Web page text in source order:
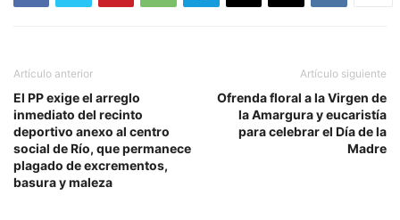
Artículo anterior
El PP exige el arreglo
inmediato del recinto
deportivo anexo al centro
social de Río, que permanece
plagado de excrementos,
basura y maleza
Artículo siguiente
Ofrenda floral a la Virgen de
la Amargura y eucaristía
para celebrar el Día de la
Madre